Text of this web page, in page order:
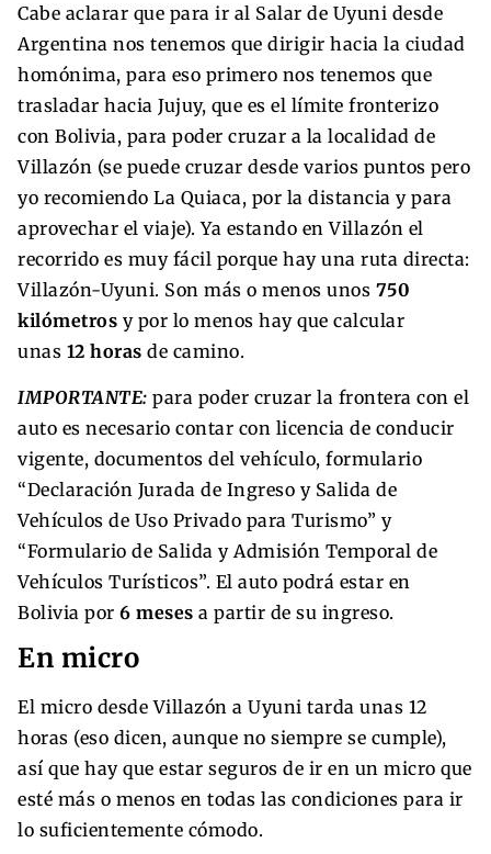
Cabe aclarar que para ir al Salar de Uyuni desde
Argentina nos tenemos que dirigir hacia la ciudad
homónima, para eso primero nos tenemos que
trasladar hacia Jujuy, que es el límite fronterizo
con Bolivia, para poder cruzar a la localidad de
Villazón (se puede cruzar desde varios puntos pero
yo recomiendo La Quiaca, por la distancia y para
aprovechar el viaje). Ya estando en Villazón el
recorrido es muy fácil porque hay una ruta directa:
Villazón-Uyuni. Son más o menos unos 750
kilómetros y por lo menos hay que calcular
unas 12 horas de camino.
IMPORTANTE: para poder cruzar la frontera con el
auto es necesario contar con licencia de conducir
vigente, documentos del vehículo, formulario
“Declaración Jurada de Ingreso y Salida de
Vehículos de Uso Privado para Turismo” y
“Formulario de Salida y Admisión Temporal de
Vehículos Turísticos”. El auto podrá estar en
Bolivia por 6 meses a partir de su ingreso.
En micro
El micro desde Villazón a Uyuni tarda unas 12
horas (eso dicen, aunque no siempre se cumple),
así que hay que estar seguros de ir en un micro que
esté más o menos en todas las condiciones para ir
lo suficientemente cómodo.